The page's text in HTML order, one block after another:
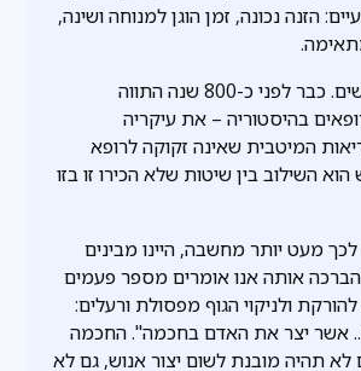
הזנה נכונה, זמן הוגן למנוחה ושינה,
הדברים אינם חדשים. כבר לפני כ-800 שנה התווה
בהיסטוריה – את עיקריה
המיטבית שאינה זקוקה לרופא
הוא השילוב בין שיטות שלא הכירו זו בזו
לכך מעט יותר מחשבה, היינו מבינים
אותה אנו אומרים מספר פעמים
ולניקוי הגוף מפסולת ורעלים:
אשר יצר את האדם בחכמה". החכמה
תהיה מובנת לשום יצור אנוש, גם לא